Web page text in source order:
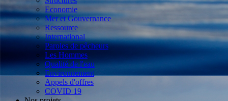
Economie
Mer et Gouvernance
Ressource
International
Paroles de pêcheurs
Les Hommes
Qualité de l'eau
Environnement
Appels d'offres
COVID 19